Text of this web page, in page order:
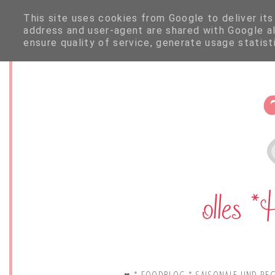
This site uses cookies from Google to deliver
address and user-agent are shared with
ensure quality of service, generate usage